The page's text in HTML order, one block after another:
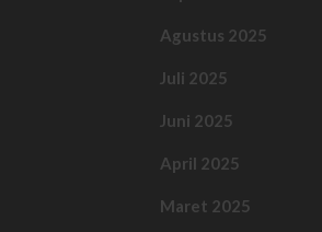
Agustus 2025
Juli 2025
Juni 2025
April 2025
Maret 2025